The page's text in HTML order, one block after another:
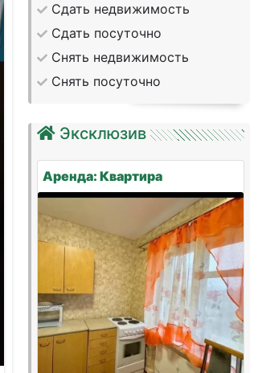
Сдать недвижимость
Сдать посуточно
Снять недвижимость
Снять посуточно
Эксклюзив
Аренда: Квартира